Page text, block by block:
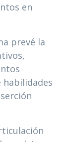
en
prevé la